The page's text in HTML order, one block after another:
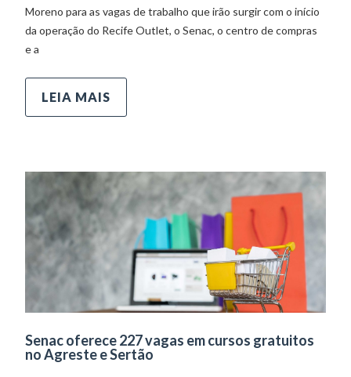
Moreno para as vagas de trabalho que irão surgir com o início
da operação do Recife Outlet, o Senac, o centro de compras
e a
LEIA MAIS
Senac oferece 227 vagas em cursos gratuitos
no Agreste e Sertão